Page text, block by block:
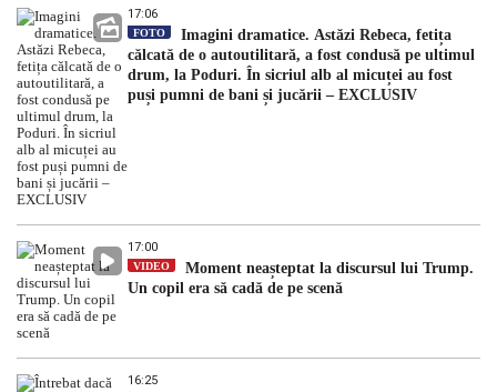
17:06
FOTO
Imagini dramatice. Astăzi Rebeca, fetița
călcată de o autoutilitară, a fost condusă pe ultimul
drum, la Poduri. În sicriul alb al micuței au fost
puși pumni de bani și jucării – EXCLUSIV
17:00
VIDEO
Moment neașteptat la discursul lui Trump.
Un copil era să cadă de pe scenă
16:25